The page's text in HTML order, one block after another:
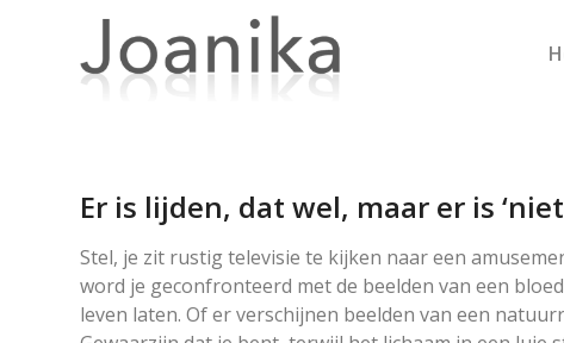
Er is lijden, dat wel, maar er is
Stel, je zit rustig televisie te kijken naar een
word je geconfronteerd met de beelden van een
leven laten. Of er verschijnen beelden van een